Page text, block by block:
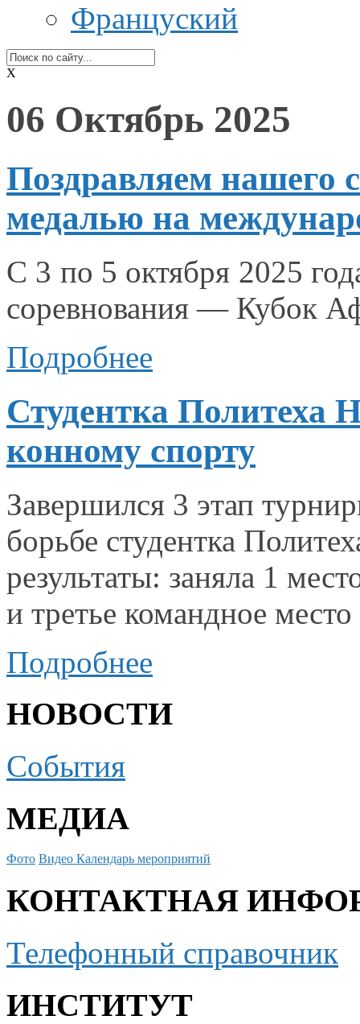
Француский
X
06 Октябрь 2025
Поздравляем нашего
медалью на
С 3 по 5 октября 2025
соревнования — Кубок
Подробнее
Студентка Политеха
конному спорту
Завершился 3 этап
борьбе студентка
результаты: заняла 1
и третье командное место
Подробнее
НОВОСТИ
События
МЕДИА
Фото Видео Календарь мероприятий
КОНТАКТНАЯ
Телефонный справочник
ИНСТИТУТ